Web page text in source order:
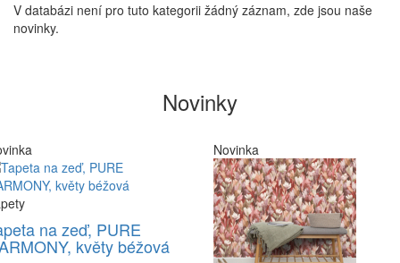
V databázi není pro tuto kategorii žádný záznam, zde jsou naše
novinky.
Novinky
na zeď, PURE
květy béžová
Novinka